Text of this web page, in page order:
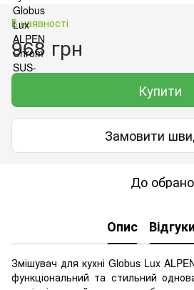
В наявності
968 грн
Купити
Замовити
До
Опис Відгуки
Змішувач для кухні Globus Lux
функціональний та стильний